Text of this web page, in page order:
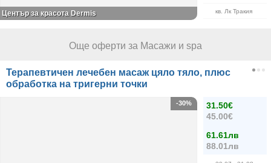
кв. Лк Тракия
Център за красота Dermis
Още оферти за Масажи и spa
Терапевтичен лечебен масаж цяло тяло, плюс
обработка на тригерни точки
31.50€
45.00€
61.61лв
88.01лв
-30%